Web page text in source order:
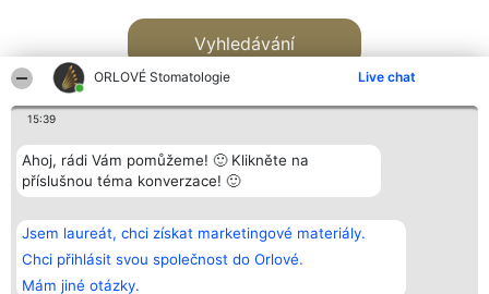
ORLOVÉ Stomatologie Live chat
15:39
Ahoj, rádi Vám pomůžeme! 🙂 Klikněte na
příslušnou téma konverzace! 🙂
Jsem laureát, chci získat marketingové materiály.
Chci přihlásit svou společnost do Orlové.
Mám jiné otázky.
Vyhledávání
Bright Side Solutions sp. z o.
o. sp. k.
ul. Ruska 22
Wrocław 50-079
KRS 0000749100 | Regon
Vítězové
Seznam všech
laureátů
Zásady
Kontakt